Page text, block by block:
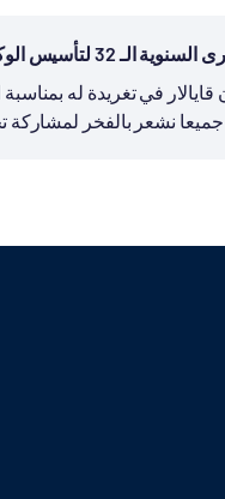
32 لتأسيس الوكالة